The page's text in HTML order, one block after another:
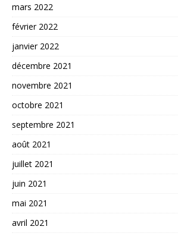
mars 2022
février 2022
janvier 2022
décembre 2021
novembre 2021
octobre 2021
septembre 2021
août 2021
juillet 2021
juin 2021
mai 2021
avril 2021